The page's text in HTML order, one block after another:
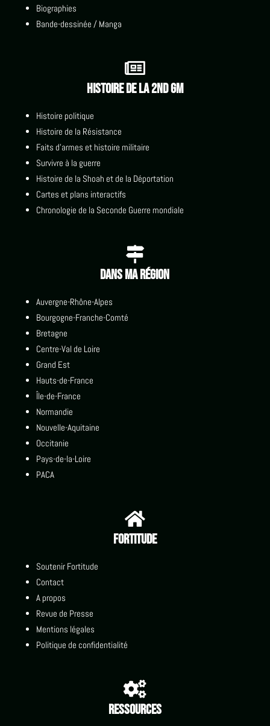
Biographies
Bande-dessinée / Manga

Histoire de la 2nd GM
Histoire politique
Histoire de la Résistance
Faits d'armes et histoire militaire
Survivre à la guerre
Histoire de la Shoah et de la Déportation
Cartes et plans interactifs
Chronologie de la Seconde Guerre mondiale

Dans ma région
Auvergne-Rhône-Alpes
Bourgogne-Franche-Comté
Bretagne
Centre-Val de Loire
Grand Est
Hauts-de-France
Île-de-France
Normandie
Nouvelle-Aquitaine
Occitanie
Pays-de-la-Loire
PACA

Fortitude
Soutenir Fortitude
Contact
A propos
Revue de Presse
Mentions légales
Politique de confidentialité

Ressources